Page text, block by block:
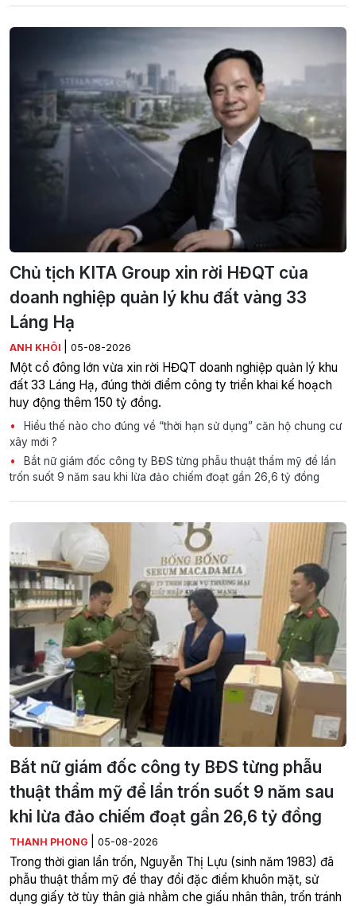
Chủ tịch KITA Group xin rời HĐQT của
doanh nghiệp quản lý khu đất vàng 33
Láng Hạ
ANH KHÔI 05-08-2026
Một cổ đông lớn vừa xin rời HĐQT doanh nghiệp quản lý khu
đất 33 Láng Hạ, đúng thời điểm công ty triển khai kế hoạch
huy động thêm 150 tỷ đồng.
Hiểu thế nào cho đúng về “thời hạn sử dụng” căn hộ chung cư
xây mới ?
Bắt nữ giám đốc công ty BĐS từng phẫu thuật thẩm mỹ để lẩn
trốn suốt 9 năm sau khi lừa đảo chiếm đoạt gần 26,6 tỷ đồng
Bắt nữ giám đốc công ty BĐS từng phẫu
thuật thẩm mỹ để lẩn trốn suốt 9 năm sau
khi lừa đảo chiếm đoạt gần 26,6 tỷ đồng
THANH PHONG 05-08-2026
Trong thời gian lẩn trốn, Nguyễn Thị Lựu (sinh năm 1983) đã
phẫu thuật thẩm mỹ để thay đổi đặc điểm khuôn mặt, sử
dụng giấy tờ tùy thân giả nhằm che giấu nhân thân, trốn tránh